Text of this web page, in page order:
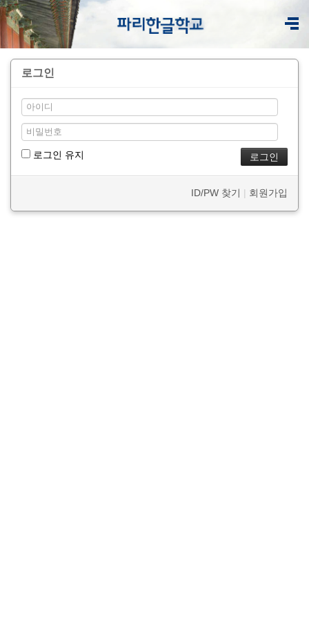
로그인
로그인 유지
ID/PW 찾기 | 회원가입